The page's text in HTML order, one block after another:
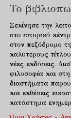
Το
Ξεκίνησε την
στο ιστορικό
στον πεζόδρομο
καλύτερους
νέες εκδόσεις.
φιλοσοφία και
διαστήματα
και εκθέσεις
κατάστημα